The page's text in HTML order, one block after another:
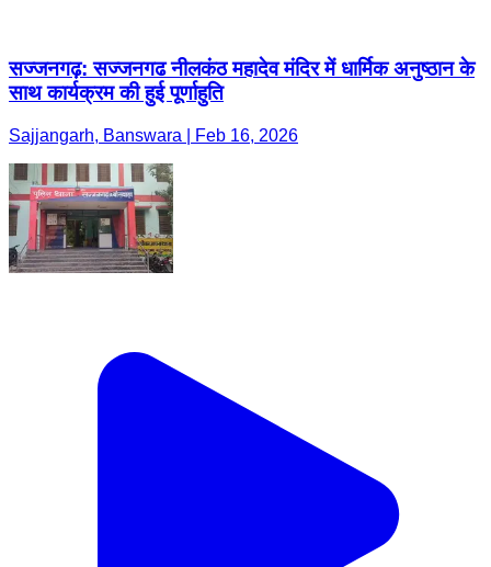
सज्जनगढ़: सज्जनगढ नीलकंठ महादेव मंदिर में धार्मिक अनुष्ठान के
साथ कार्यक्रम की हुई पूर्णाहुति
Sajjangarh, Banswara | Feb 16, 2026